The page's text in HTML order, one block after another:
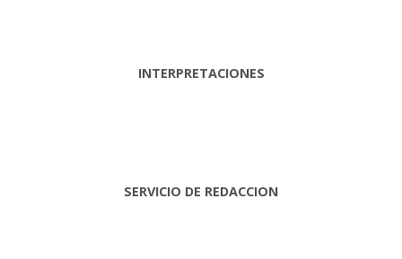
INTERPRETACIONES
SERVICIO DE REDACCION